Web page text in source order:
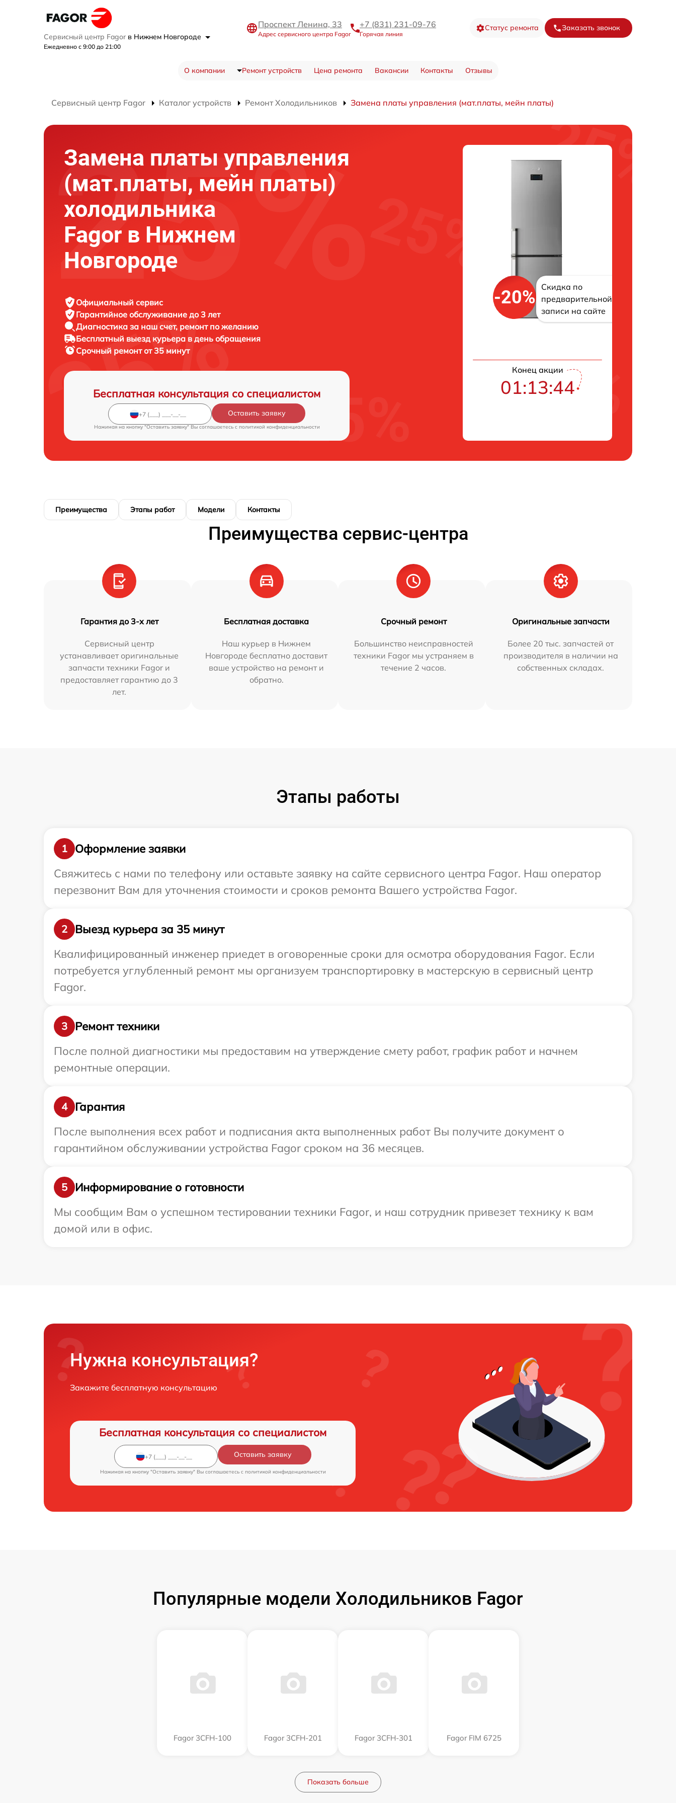
Сервисный центр Fagor в Нижнем Новгороде
Ежедневно с 9:00 до 21:00
Проспект Ленина, 33
Адрес сервисного центра Fagor
+7 (831) 231-09-76
Горячая линия
Статус ремонта Заказать звонок
О компании Ремонт устройств Цена ремонта Вакансии Контакты Отзывы
Сервисный центр Fagor Каталог устройств Ремонт Холодильников Замена платы управления (мат.платы, мейн платы)
Замена платы управления
(мат.платы, мейн платы)
холодильника
Fagor в Нижнем
Новгороде
Официальный сервис
Гарантийное обслуживание до 3 лет
Диагностика за наш счет, ремонт по желанию
Бесплатный выезд курьера в день обращения
Срочный ремонтот 35 минут
Бесплатная консультация со специалистом
Оставить заявку
Нажимая на кнопку "Оставить заявку" Вы соглашаетесь c политикой конфиденциальности
-20%
Скидка по
предварительной
записи на сайте
Конец акции
01:13:43
Преимущества Этапы работ Модели Контакты
Преимущества сервис-центра
Гарантия до 3-х лет
Сервисный центр
устанавливает оригинальные
запчасти техники Fagor и
предоставляет гарантию до 3
лет.
Бесплатная доставка
Наш курьер в Нижнем
Новгороде бесплатно доставит
ваше устройство на ремонт и
обратно.
Срочный ремонт
Большинство неисправностей
техники Fagor мы устраняем в
течение 2 часов.
Оригинальные запчасти
Более 20 тыс. запчастей от
производителя в наличии на
собственных складах.
Этапы работы
1
Оформление заявки
Свяжитесь с нами по телефону или оставьте заявку на сайте сервисного центра Fagor. Наш оператор
перезвонит Вам для уточнения стоимости и сроков ремонта Вашего устройства Fagor.
2
Выезд курьера за 35 минут
Квалифицированный инженер приедет в оговоренные сроки для осмотра оборудования Fagor. Если
потребуется углубленный ремонт мы организуем транспортировку в мастерскую в сервисный центр
Fagor.
3
Ремонт техники
После полной диагностики мы предоставим на утверждение смету работ, график работ и начнем
ремонтные операции.
4
Гарантия
После выполнения всех работ и подписания акта выполненных работ Вы получите документ о
гарантийном обслуживании устройства Fagor сроком на 36 месяцев.
5
Информирование о готовности
Мы сообщим Вам о успешном тестировании техники Fagor, и наш сотрудник привезет технику к вам
домой или в офис.
Нужна консультация?
Закажите бесплатную консультацию
Бесплатная консультация со специалистом
Оставить заявку
Нажимая на кнопку "Оставить заявку" Вы соглашаетесь c политикой конфиденциальности
Популярные модели Холодильников Fagor
Fagor 3CFH-100 Fagor 3CFH-201 Fagor 3CFH-301 Fagor FIM 6725
Показать больше